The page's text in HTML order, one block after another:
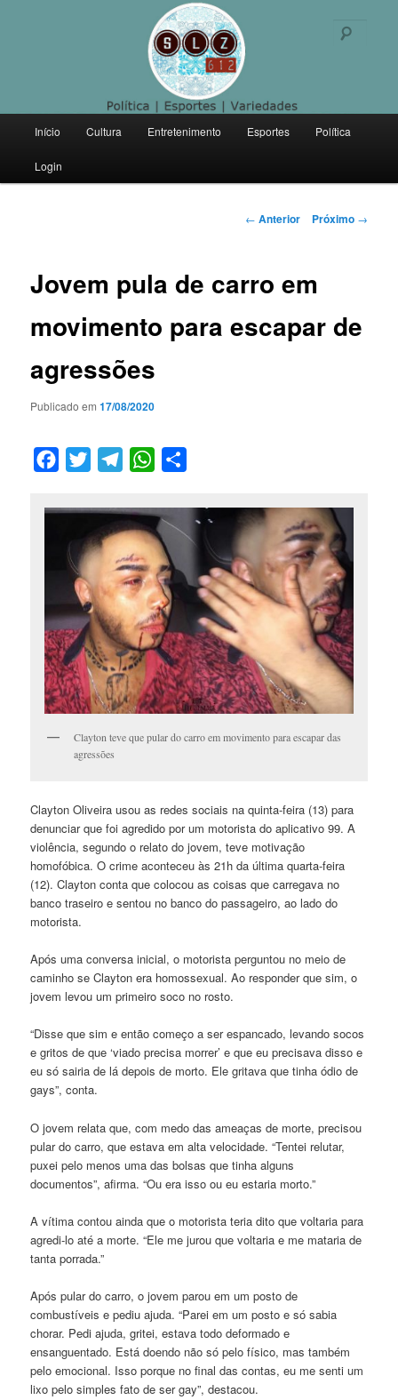
Politica | Esportes | Variedades
principal
Pular
para
principal
Início Cultura Entretenimento Esportes Política
Login
Navegação
← Anterior Próximo →
Jovem pula de carro em
movimento para escapar de
agressões
Publicado em17/08/2020
Facebook
Twitter TelegramWhatsApp
Clayton teve que pular do carro em movimento para escapar das
agressões
Clayton Oliveira usou as redes sociais na quinta-feira (13) para
denunciar que foi agredido por um motorista do aplicativo 99. A
violência, segundo o relato do jovem, teve motivação
homofóbica. O crime aconteceu às 21h da última quarta-feira
(12). Clayton conta que colocou as coisas que carregava no
banco traseiro e sentou no banco do passageiro, ao lado do
motorista.
Após uma conversa inicial, o motorista perguntou no meio de
caminho se Clayton era homossexual. Ao responder que sim, o
jovem levou um primeiro soco no rosto.
“Disse que sim e então começo a ser espancado, levando socos
e gritos de que ‘viado precisa morrer’ e que eu precisava disso e
eu só sairia de lá depois de morto. Ele gritava que tinha ódio de
gays”, conta.
O jovem relata que, com medo das ameaças de morte, precisou
pular do carro, que estava em alta velocidade. “Tentei relutar,
puxei pelo menos uma das bolsas que tinha alguns
documentos”, afirma. “Ou era isso ou eu estaria morto.”
A vítima contou ainda que o motorista teria dito que voltaria para
agredi-lo até a morte. “Ele me jurou que voltaria e me mataria de
tanta porrada.”
Após pular do carro, o jovem parou em um posto de
combustíveis e pediu ajuda. “Parei em um posto e só sabia
chorar. Pedi ajuda, gritei, estava todo deformado e
ensanguentado. Está doendo não só pelo físico, mas também
pelo emocional. Isso porque no final das contas, eu me senti um
lixo pelo simples fato de ser gay”, destacou.